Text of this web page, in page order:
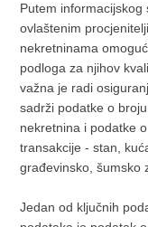
Putem
ovlaštenim
nekretninama
podloga za njihov
važna je radi
sadrži podatke o
nekretnina i podatke
transakcije - stan,
građevinsko, šumsko
Jedan od ključnih